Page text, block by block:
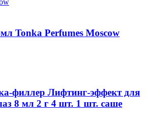
Tonka Perfumes Moscow
филлер Лифтинг-эффект для
8 мл 2 г 4 шт. 1 шт. саше